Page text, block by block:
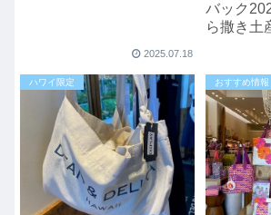
2025.07.18
バック
ら撒き土
ハワイ限定 おすすめ情報